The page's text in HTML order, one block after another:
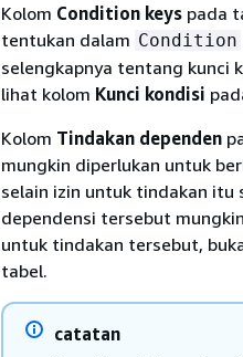
Kolom Condition keys pada
tentukan dalam Condition
selengkapnya tentang kunci
lihat kolom Kunci kondisi
Kolom Tindakan dependen
mungkin diperlukan untuk
selain izin untuk tindakan itu
dependensi tersebut
untuk tindakan tersebut,
tabel.
catatan